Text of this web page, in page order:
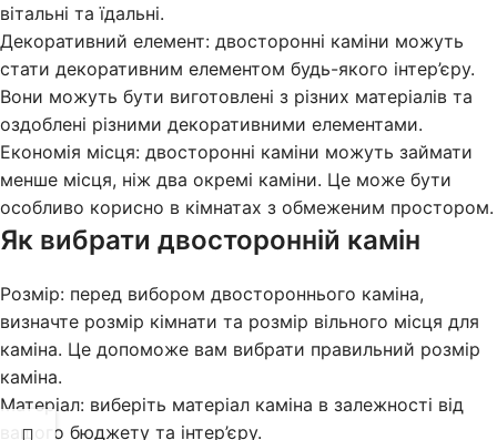
вітальні та їдальні.
Декоративний елемент: двосторонні каміни можуть
стати декоративним елементом будь-якого інтер’єру.
Вони можуть бути виготовлені з різних матеріалів та
оздоблені різними декоративними елементами.
Економія місця: двосторонні каміни можуть займати
менше місця, ніж два окремі каміни. Це може бути
особливо корисно в кімнатах з обмеженим простором.
Як вибрати двосторонній камін
Розмір: перед вибором двостороннього каміна,
визначте розмір кімнати та розмір вільного місця для
каміна. Це допоможе вам вибрати правильний розмір
каміна.
Матеріал: виберіть матеріал каміна в залежності від
вашого бюджету та інтер’єру.